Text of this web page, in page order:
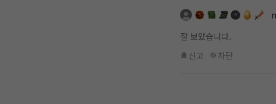
잘 보았습니다.
신고
차단